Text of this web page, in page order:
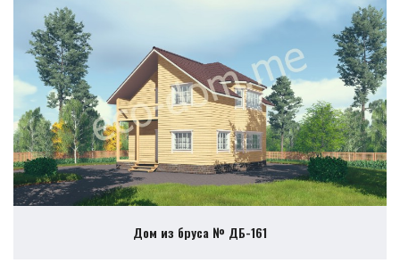
Дом из бруса № ДБ-161